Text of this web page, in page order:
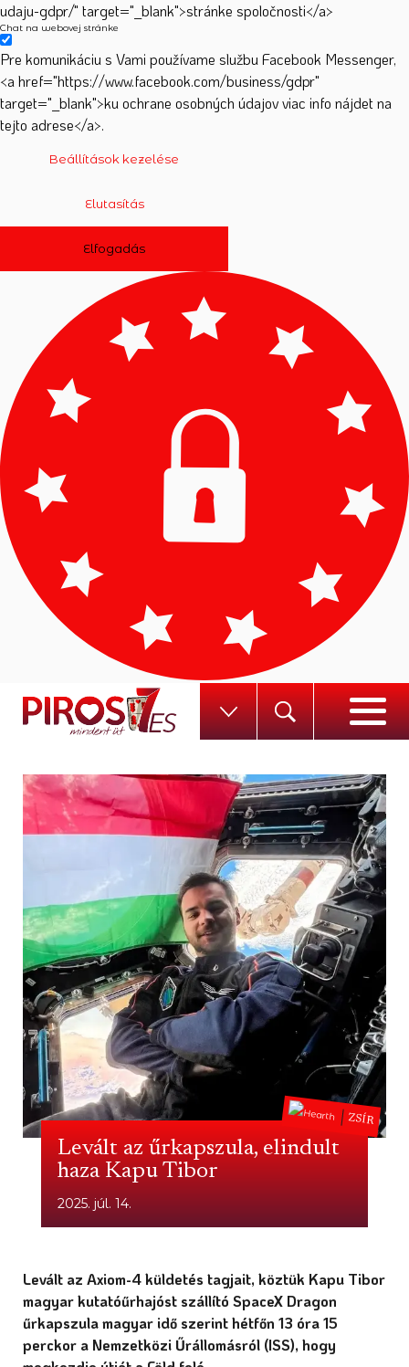
udaju-gdpr/" target="_blank">stránke spoločnosti</a>
Chat na webovej stránke
Pre komunikáciu s Vami používame službu Facebook Messenger,
<a href="https://www.facebook.com/business/gdpr"
target="_blank">ku ochrane osobných údajov viac info nájdet na
tejto adrese</a>.
Beállítások kezelése
Elutasítás
Elfogadás
ZSÍR
Levált az űrkapszula, elindult
haza Kapu Tibor
2025. júl. 14.
Levált az Axiom-4 küldetés tagjait, köztük Kapu Tibor
magyar kutatóűrhajóst szállító SpaceX Dragon
űrkapszula magyar idő szerint hétfőn 13 óra 15
perckor a Nemzetközi Űrállomásról (ISS), hogy